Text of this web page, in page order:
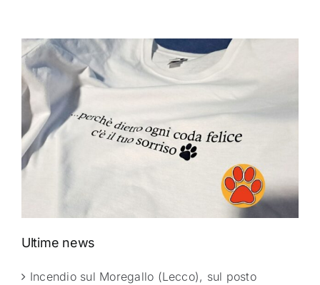
Ultime news
Incendio sul Moregallo (Lecco), sul posto